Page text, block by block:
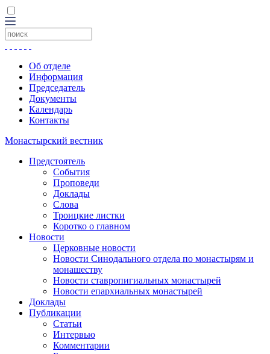
Об отделе
Информация
Председатель
Документы
Календарь
Контакты
Монастырский вестник
Предстоятель
События
Проповеди
Доклады
Слова
Троицкие листки
Коротко о главном
Новости
Церковные новости
Новости Синодального отдела по монастырям и
монашеству
Новости ставропигиальных монастырей
Новости епархиальных монастырей
Доклады
Публикации
Статьи
Интервью
Комментарии